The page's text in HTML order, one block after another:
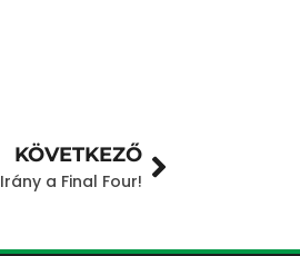
KÖVETKEZŐ
Irány a Final Four!